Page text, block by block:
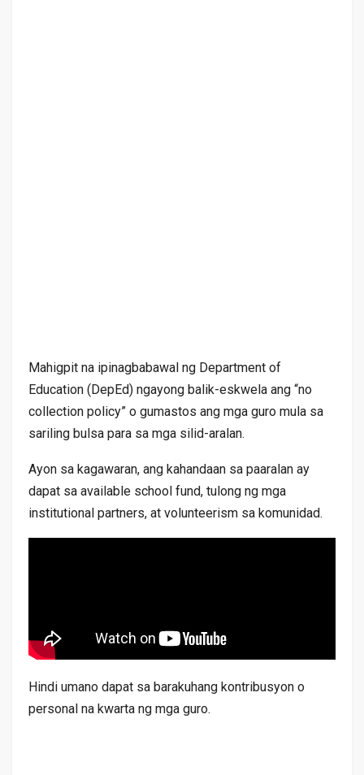
Mahigpit na ipinagbabawal ng Department of
Education (DepEd) ngayong balik-eskwela ang “no
collection policy” o gumastos ang mga guro mula sa
sariling bulsa para sa mga silid-aralan.
Ayon sa kagawaran, ang kahandaan sa paaralan ay
dapat sa available school fund, tulong ng mga
institutional partners, at volunteerism sa komunidad.
Hindi umano dapat sa barakuhang kontribusyon o
personal na kwarta ng mga guro.